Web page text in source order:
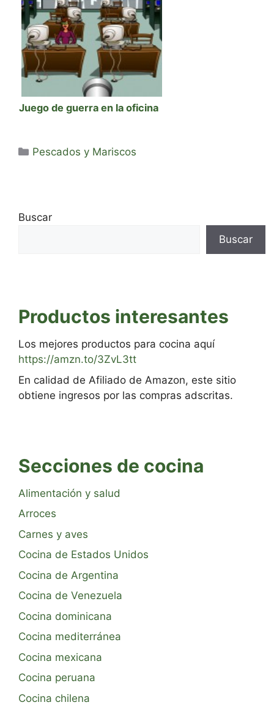
Juego de guerra en la oficina
Categorías
Pescados y Mariscos
Buscar
Buscar
Productos interesantes
Los mejores productos para cocina aquí
https://amzn.to/3ZvL3tt
En calidad de Afiliado de Amazon, este sitio
obtiene ingresos por las compras adscritas.
Secciones de cocina
Alimentación y salud
Arroces
Carnes y aves
Cocina de Estados Unidos
Cocina de Argentina
Cocina de Venezuela
Cocina dominicana
Cocina mediterránea
Cocina mexicana
Cocina peruana
Cocina chilena